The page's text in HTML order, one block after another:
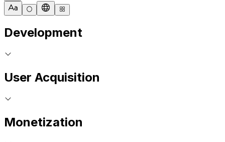
Development
User Acquisition
Monetization